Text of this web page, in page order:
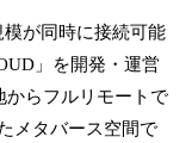
が同時に接続可能
」を開発・運営
からフルリモートで
メタバース空間で